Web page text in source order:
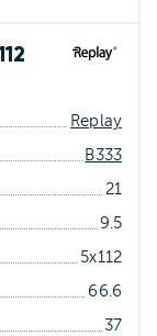
Replay
B333
21
9.5
5x112
66.6
37